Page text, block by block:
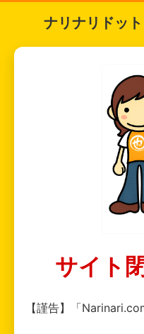
ナリナリドッ
サイト
【謹告】「